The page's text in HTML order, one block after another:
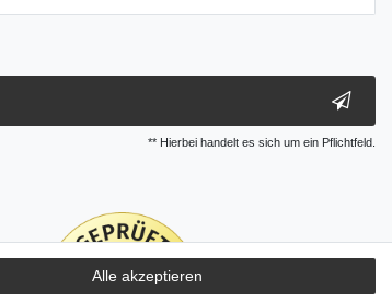
** Hierbei handelt es sich um ein Pflichtfeld.
Alle akzeptieren